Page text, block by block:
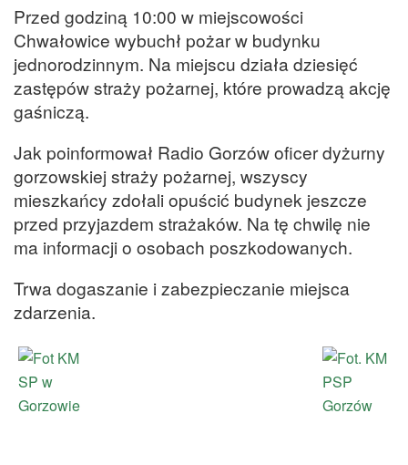
Przed godziną 10:00 w miejscowości
Chwałowice wybuchł pożar w budynku
jednorodzinnym. Na miejscu działa dziesięć
zastępów straży pożarnej, które prowadzą akcję
gaśniczą.
Jak poinformował Radio Gorzów oficer dyżurny
gorzowskiej straży pożarnej, wszyscy
mieszkańcy zdołali opuścić budynek jeszcze
przed przyjazdem strażaków. Na tę chwilę nie
ma informacji o osobach poszkodowanych.
Trwa dogaszanie i zabezpieczanie miejsca
zdarzenia.